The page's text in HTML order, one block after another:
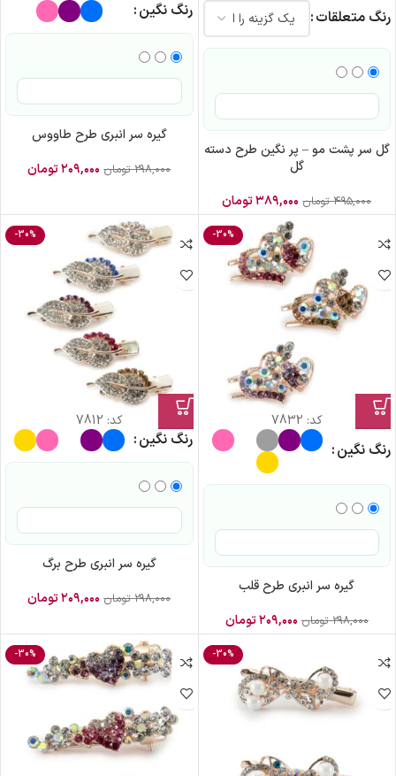
رنگ متعلقات
گل سر پشت مو – پر نگین طرح دسته
گل
۴۹۵,۰۰۰ تومان ۳۸۹,۰۰۰تومان
رنگ نگین
گیره سر انبری طرح طاووس
۲۹۸,۰۰۰ تومان ۲۰۹,۰۰۰تومان
-30%
کد: 7832
رنگ نگین
گیره سر انبری طرح قلب
۲۹۸,۰۰۰ تومان ۲۰۹,۰۰۰تومان
-30%
کد: 7812
رنگ نگین
گیره سر انبری طرح برگ
۲۹۸,۰۰۰ تومان ۲۰۹,۰۰۰تومان
-30%
-30%